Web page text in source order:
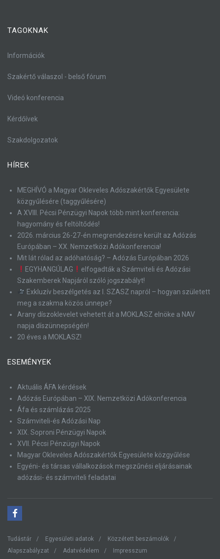
TAGOKNAK
Információk
Szakértő válaszol - belső fórum
Videó konferencia
Kérdőívek
Szakdolgozatok
HÍREK
MEGHÍVÓ a Magyar Okleveles Adószakértők Egyesülete
közgyűlésére (taggyűlésére)
A XVIII. Pécsi Pénzügyi Napok több mint konferencia:
hagyomány és feltöltődés!
2026. március 26-27-én megrendezésre került az Adózás
Európában – XX. Nemzetközi Adókonferencia!
Mit lát rólad az adóhatóság? – Adózás Európában 2026
EGYHANGÚLAG
elfogadták a Számviteli és Adózási
Szakemberek Napjáról szóló jogszabályt!
Exkluzív beszélgetés az I. SZASZ napról – hogyan született
meg a szakma közös ünnepe?
Arany díszoklevelet vehetett át a MOKLASZ elnöke a NAV
napja díszünnepségén!
20 éves a MOKLASZ!
ESEMÉNYEK
Aktuális ÁFA kérdések
Adózás Európában – XIX. Nemzetközi Adókonferencia
Áfa és számlázás 2025
Számviteli-és Adózási Nap
XIX. Soproni Pénzügyi Napok
XVII. Pécsi Pénzügyi Napok
Magyar Okleveles Adószakértők Egyesülete közgyűlése
Egyéni- és társas vállalkozások megszűnési eljárásainak
adózási- és számviteli feladatai
Tudástár Egyesületi adatok
Közzétett beszámolók
Alapszabályzat
Adatvédelem Impresszum